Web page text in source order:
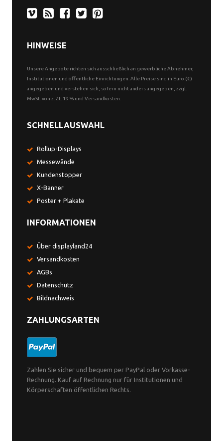
HINWEISE
Unsere Angebote richten sich ausschließlich an gewerbliche Abnehmer,
Institutionen und öffentliche Einrichtungen. Alle Preise sind in Euro (€)
angegeben und verstehen sich, sofern nicht anders angegeben, zzgl.
MwSt. von z. Zt. 19 % und Versandkosten.
SCHNELLAUSWAHL
Rollup-Displays
Messewände
Kundenstopper
X-Banner
Poster + Plakate
INFORMATIONEN
Über displayland24
Versandkosten
AGBs
Datenschutz
Bildnachweis
ZAHLUNGSARTEN
Zahlen Sie sicher und bequem per PayPal oder Vorkasse-
Rechnung. Kauf auf Rechnung nur für Institutionen und
Körperschaften öffentlichen Rechts.